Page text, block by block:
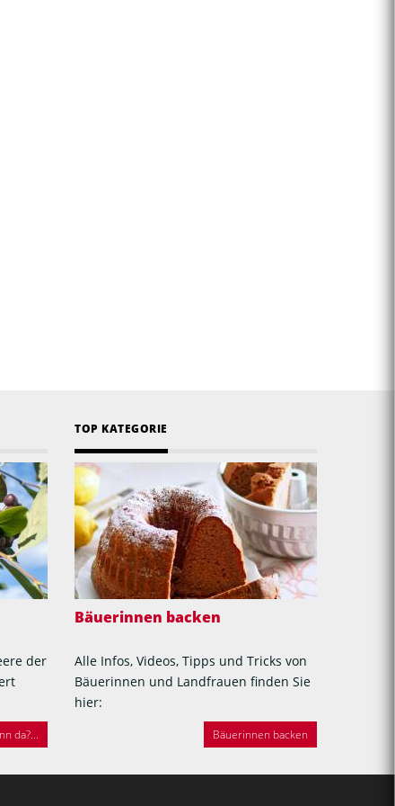
der
da?...
TOP KATEGORIE
Bäuerinnen backen
Alle Infos, Videos, Tipps und Tricks von
Bäuerinnen und Landfrauen finden Sie
hier:
Bäuerinnen backen